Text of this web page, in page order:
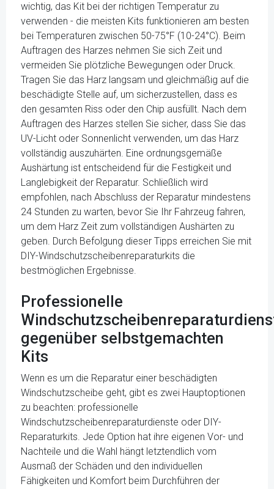
wichtig, das Kit bei der richtigen Temperatur zu
verwenden - die meisten Kits funktionieren am besten
bei Temperaturen zwischen 50-75°F (10-24°C). Beim
Auftragen des Harzes nehmen Sie sich Zeit und
vermeiden Sie plötzliche Bewegungen oder Druck.
Tragen Sie das Harz langsam und gleichmäßig auf die
beschädigte Stelle auf, um sicherzustellen, dass es
den gesamten Riss oder den Chip ausfüllt. Nach dem
Auftragen des Harzes stellen Sie sicher, dass Sie das
UV-Licht oder Sonnenlicht verwenden, um das Harz
vollständig auszuhärten. Eine ordnungsgemäße
Aushärtung ist entscheidend für die Festigkeit und
Langlebigkeit der Reparatur. Schließlich wird
empfohlen, nach Abschluss der Reparatur mindestens
24 Stunden zu warten, bevor Sie Ihr Fahrzeug fahren,
um dem Harz Zeit zum vollständigen Aushärten zu
geben. Durch Befolgung dieser Tipps erreichen Sie mit
DIY-Windschutzscheibenreparaturkits die
bestmöglichen Ergebnisse.
Professionelle
gegenüber selbstgemachten
Kits
Wenn es um die Reparatur einer beschädigten
Windschutzscheibe geht, gibt es zwei Hauptoptionen
zu beachten: professionelle
Windschutzscheibenreparaturdienste oder DIY-
Reparaturkits. Jede Option hat ihre eigenen Vor- und
Nachteile und die Wahl hängt letztendlich vom
Ausmaß der Schäden und den individuellen
Fähigkeiten und Komfort beim Durchführen der